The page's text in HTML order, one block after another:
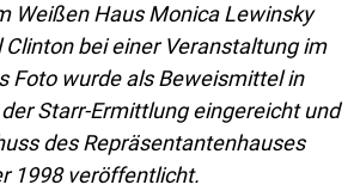
Weißen Haus Monica Lewinsky
bei einer Veranstaltung im
Foto wurde als Beweismittel in
Starr-Ermittlung eingereicht und
des Repräsentantenhauses
1998 veröffentlicht.